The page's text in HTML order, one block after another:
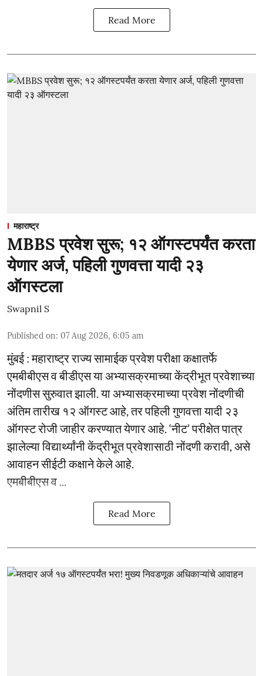
Read More
महाराष्ट्र
MBBS प्रवेश सुरू; १२ ऑगस्टपर्यंत करता
येणार अर्ज, पहिली गुणवत्ता यादी २३
ऑगस्टला
Swapnil S
Published on: 07 Aug 2026, 6:05 am
मुंबई : महाराष्ट्र राज्य सामाईक प्रवेश परीक्षा कक्षातर्फे
एमबीबीएस व बीडीएस या अभ्यासक्रमाच्या केंद्रीभूत प्रवेशाच्या
नोंदणीस सुरुवात झाली. या अभ्यासक्रमाच्या प्रवेश नोंदणीची
अंतिम तारीख १२ ऑगस्ट आहे, तर पहिली गुणवत्ता यादी २३
ऑगस्ट रोजी जाहीर करण्यात येणार आहे. ‘नीट’ परीक्षेत पात्र
झालेल्या विद्यार्थ्यांनी केंद्रीभूत प्रवेशासाठी नोंदणी करावी, असे
आवाहन सीईटी कक्षाने केले आहे.
एमबीबीएस व ...
Read More